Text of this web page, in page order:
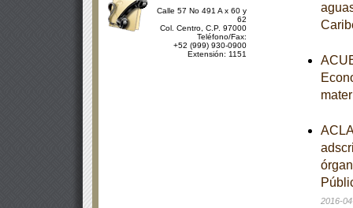
Calle 57 No 491 A x 60 y
62
Col. Centro, C.P. 97000
Teléfono/Fax:
+52 (999) 930-0900
Extensión: 1151
2016-